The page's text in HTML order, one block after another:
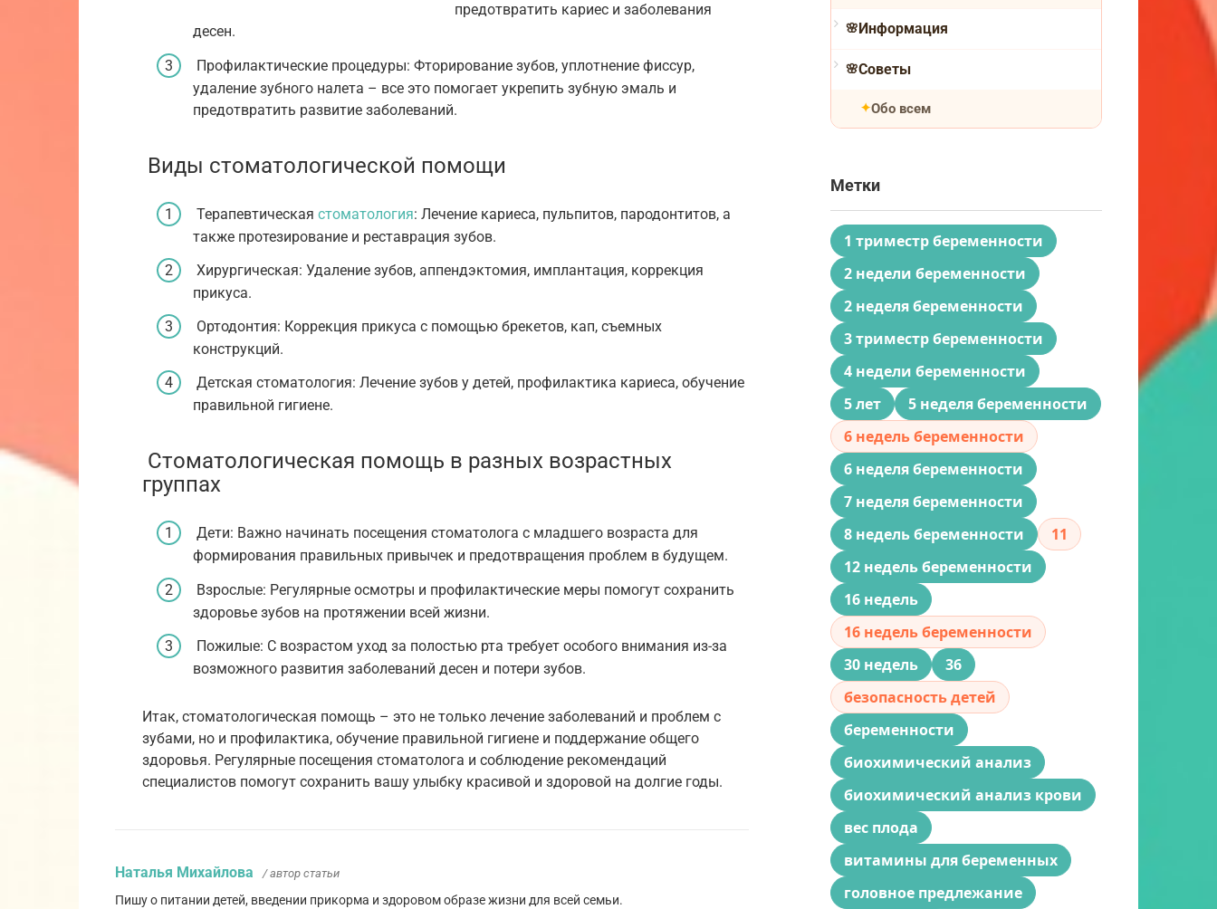
предотвратить кариес и заболевания
десен.
Профилактические процедуры: Фторирование зубов, уплотнение фиссур,
удаление зубного налета – все это помогает укрепить зубную эмаль и
предотвратить развитие заболеваний.
Виды стоматологической помощи
Терапевтическая стоматология: Лечение кариеса, пульпитов, пародонтитов, а
также протезирование и реставрация зубов.
Хирургическая: Удаление зубов, аппендэктомия, имплантация, коррекция
прикуса.
Ортодонтия: Коррекция прикуса с помощью брекетов, кап, съемных
конструкций.
Детская стоматология: Лечение зубов у детей, профилактика кариеса, обучение
правильной гигиене.
Стоматологическая помощь в разных возрастных
группах
Дети: Важно начинать посещения стоматолога с младшего возраста для
формирования правильных привычек и предотвращения проблем в будущем.
Взрослые: Регулярные осмотры и профилактические меры помогут сохранить
здоровье зубов на протяжении всей жизни.
Пожилые: С возрастом уход за полостью рта требует особого внимания из-за
возможного развития заболеваний десен и потери зубов.
Итак, стоматологическая помощь – это не только лечение заболеваний и проблем с
зубами, но и профилактика, обучение правильной гигиене и поддержание общего
здоровья. Регулярные посещения стоматолога и соблюдение рекомендаций
специалистов помогут сохранить вашу улыбку красивой и здоровой на долгие годы.
Наталья Михайлова / автор статьи
Пишу о питании детей, введении прикорма и здоровом образе жизни для всей семьи.
Информация
Советы
Обо всем
Метки
1 триместр беременности
2 недели беременности
2 неделя беременности
3 триместр беременности
4 недели беременности
5 лет
5 неделя беременности
6 недель беременности
6 неделя беременности
7 неделя беременности
8 недель беременности
11
12 недель беременности
16 недель
16 недель беременности
30 недель
36
безопасность детей
беременности
биохимический анализ
биохимический анализ крови
вес плода
витамины для беременных
головное предлежание